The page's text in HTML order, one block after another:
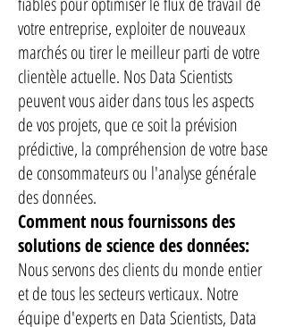
votre entreprise, exploiter de nouveaux
marchés ou tirer le meilleur parti de votre
clientèle actuelle. Nos Data Scientists
peuvent vous aider dans tous les aspects
de vos projets, que ce soit la prévision
prédictive, la compréhension de votre base
de consommateurs ou l'analyse générale
des données.
Comment nous fournissons des
solutions de science des données:
Nous servons des clients du monde entier
et de tous les secteurs verticaux. Notre
équipe d'experts en Data Scientists, Data